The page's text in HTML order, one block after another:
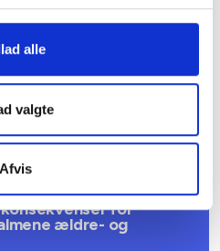
alle
valgte
Afvis
i plejeboliger ved
for
ældre- og